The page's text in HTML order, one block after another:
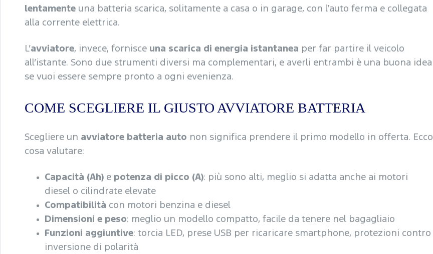
lentamente una batteria scarica, solitamente a casa o in garage, con l’auto ferma e collegata
alla corrente elettrica.
L’avviatore, invece, fornisce una scarica di energia istantanea per far partire il veicolo
all’istante. Sono due strumenti diversi ma complementari, e averli entrambi è una buona idea
se vuoi essere sempre pronto a ogni evenienza.
COME SCEGLIERE IL GIUSTO AVVIATORE BATTERIA
Scegliere un avviatore batteria auto non significa prendere il primo modello in offerta. Ecco
cosa valutare:
Capacità (Ah) e potenza di picco (A): più sono alti, meglio si adatta anche ai motori
diesel o cilindrate elevate
Compatibilità con motori benzina e diesel
Dimensioni e peso: meglio un modello compatto, facile da tenere nel bagagliaio
Funzioni aggiuntive: torcia LED, prese USB per ricaricare smartphone, protezioni contro
inversione di polarità